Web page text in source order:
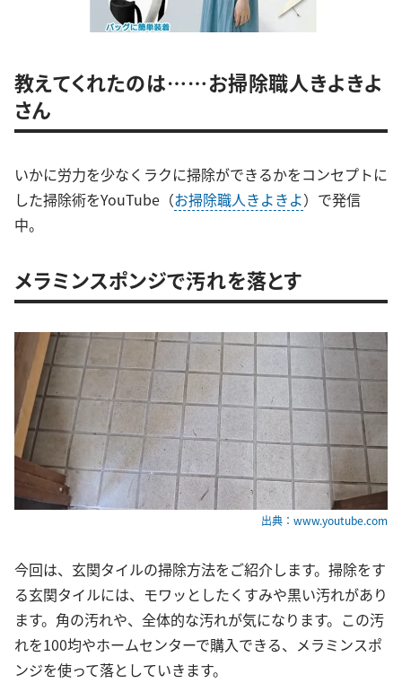
教えてくれたのは……お掃除職人きよきよ
さん
いかに労力を少なくラクに掃除ができるかをコンセプトに
した掃除術をYouTube（お掃除職人きよきよ）で発信
中。
メラミンスポンジで汚れを落とす
出典：www.youtube.com
今回は、玄関タイルの掃除方法をご紹介します。掃除をす
る玄関タイルには、モワッとしたくすみや黒い汚れがあり
ます。角の汚れや、全体的な汚れが気になります。この汚
れを100均やホームセンターで購入できる、メラミンスポ
ンジを使って落としていきます。